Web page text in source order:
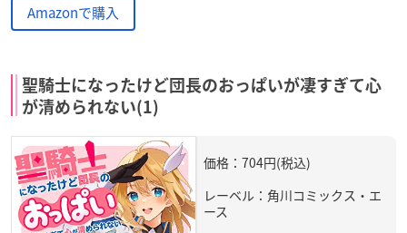
Amazonで購入
聖騎士になったけど団長のおっぱいが凄すぎて心
が清められない(1)
価格：704円(税込)
レーベル：角川コミックス・エ
ース